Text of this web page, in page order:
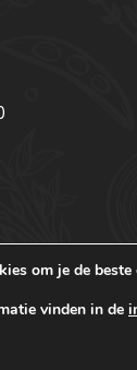
om je de
vinden in de